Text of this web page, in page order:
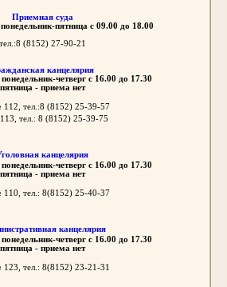
Приемная суда
пятница с 09.00 до 18.00
тел.:8 (8152) 27-90-21
канцелярия
четверг с 16.00 до 17.30
пятница - приема нет
112, тел.:8 (8152) 25-39-57
тел.: 8 (8152) 25-39-75
канцелярия
четверг с 16.00 до 17.30
пятница - приема нет
110, тел.: 8(8152) 25-40-37
канцелярия
четверг с 16.00 до 17.30
пятница - приема нет
тел.: 8(8152) 23-21-31